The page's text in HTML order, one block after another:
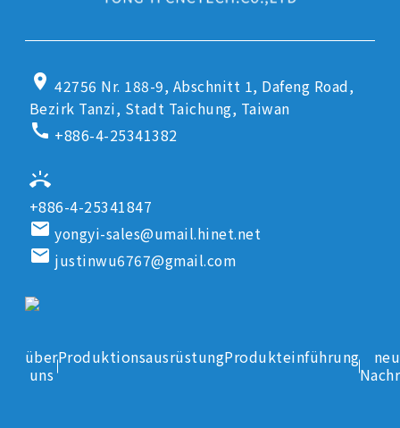
location_on 42756 Nr. 188-9, Abschnitt 1, Dafeng Road,
Bezirk Tanzi, Stadt Taichung, Taiwan
call +886-4-25341382
ring_volume
+886-4-25341847
email yongyi-sales@umail.hinet.net
email justinwu6767@gmail.com
über
uns
ProduktionsausrüstungProdukteinführung